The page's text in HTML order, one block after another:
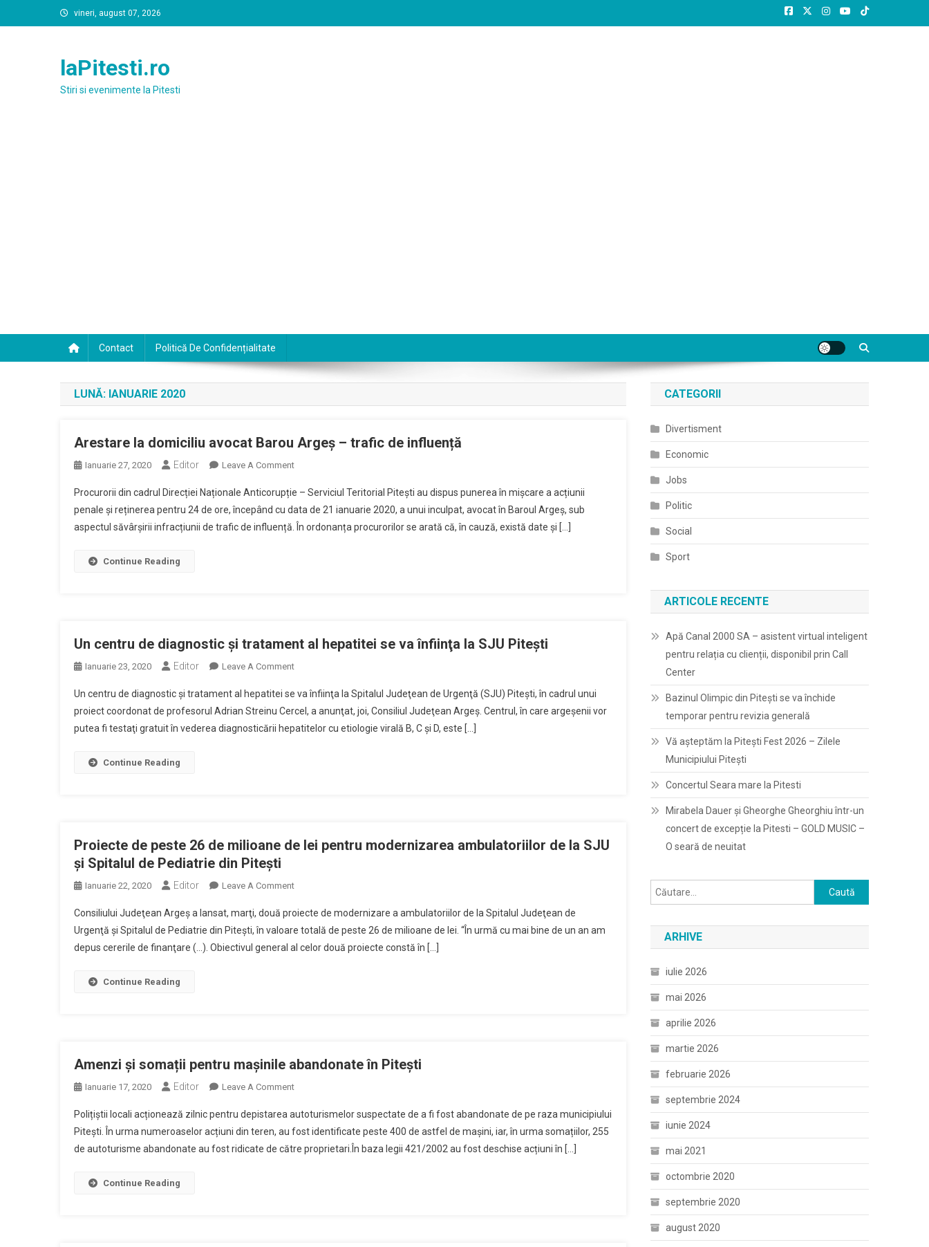
to
vineri, august 07, 2026
laPitesti.ro
Stiri si evenimente la Pitesti
Contact Politică De Confidențialitate
LUNĂ: IANUARIE 2020
Arestare la domiciliu avocat Barou Argeș – trafic de influență
Ianuarie 27, 2020 Editor Leave A CommentOn
La
Domiciliu
Avocat
Procurorii din cadrul Direcției Naționale Anticorupție – Serviciul Teritorial Pitești au dispus punerea în mișcare a acțiunii
penale și reținerea pentru 24 de ore, începând cu data de 21 ianuarie 2020, a unui inculpat, avocat în Baroul Argeș, sub
aspectul săvârșirii infracțiunii de trafic de influență. În ordonanța procurorilor se arată că, în cauză, există date și […]
Continue Reading
Un centru de diagnostic şi tratament al hepatitei se va înfiinţa la SJU Piteşti
Ianuarie 23, 2020 Editor Leave A CommentOn
Centru
De
Diagnostic
Înfiinţa
Piteşti
Un centru de diagnostic şi tratament al hepatitei se va înfiinţa la Spitalul Judeţean de Urgenţă (SJU) Piteşti, în cadrul unui
proiect coordonat de profesorul Adrian Streinu Cercel, a anunţat, joi, Consiliul Judeţean Argeş. Centrul, în care argeşenii vor
putea fi testaţi gratuit în vederea diagnosticării hepatitelor cu etiologie virală B, C şi D, este […]
Continue Reading
Proiecte de peste 26 de milioane de lei pentru modernizarea ambulatoriilor de la SJU
şi Spitalul de Pediatrie din Piteşti
Ianuarie 22, 2020 Editor Leave A CommentOn
De
Peste
26
Ambulatoriilor
La
De
Consiliului Judeţean Argeş a lansat, marţi, două proiecte de modernizare a ambulatoriilor de la Spitalul Judeţean de
Urgenţă şi Spitalul de Pediatrie din Piteşti, în valoare totală de peste 26 de milioane de lei. “În urmă cu mai bine de un an am
depus cererile de finanţare (…). Obiectivul general al celor două proiecte constă în […]
Continue Reading
Amenzi și somații pentru mașinile abandonate în Pitești
Ianuarie 17, 2020 Editor Leave A CommentOn
Și
Somații
Pentru
Polițiștii locali acționează zilnic pentru depistarea autoturismelor suspectate de a fi fost abandonate de pe raza municipiului
Pitești. În urma numeroaselor acțiuni din teren, au fost identificate peste 400 de astfel de mașini, iar, în urma somațiilor, 255
de autoturisme abandonate au fost ridicate de către proprietari.În baza legii 421/2002 au fost deschise acțiuni în […]
Continue Reading
CATEGORII
Divertisment
Economic
Jobs
Politic
Social
Sport
ARTICOLE RECENTE
Apă Canal 2000 SA – asistent virtual inteligent
pentru relația cu clienții, disponibil prin Call
Center
Bazinul Olimpic din Pitești se va închide
temporar pentru revizia generală
Vă așteptăm la Pitești Fest 2026 – Zilele
Municipiului Pitești
Concertul Seara mare la Pitesti
Mirabela Dauer și Gheorghe Gheorghiu într-un
concert de excepție la Pitesti – GOLD MUSIC –
O seară de neuitat
Caută
după:
ARHIVE
iulie 2026
mai 2026
aprilie 2026
martie 2026
februarie 2026
septembrie 2024
iunie 2024
mai 2021
octombrie 2020
septembrie 2020
august 2020